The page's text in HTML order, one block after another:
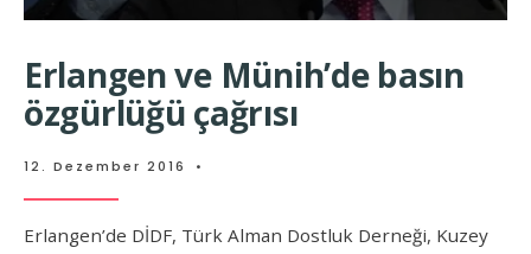
Erlangen ve Münih’de basın
özgürlüğü çağrısı
12. Dezember 2016 •
Erlangen’de DİDF, Türk Alman Dostluk Derneği, Kuzey